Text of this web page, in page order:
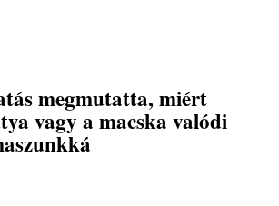
megmutatta, miért
vagy a macska valódi